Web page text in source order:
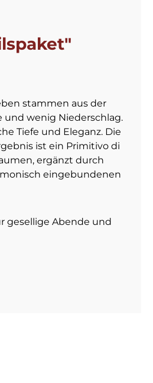
stammen aus der
und wenig Niederschlag.
Tiefe und Eleganz. Die
ist ein Primitivo di
ergänzt durch
eingebundenen
gesellige Abende und